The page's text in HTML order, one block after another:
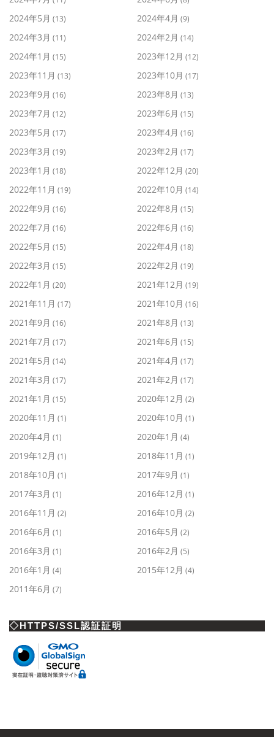
2024年5月 (13) 2024年4月 (9)
2024年3月 (11) 2024年2月 (14)
2024年1月 (15) 2023年12月 (12)
2023年11月 (13) 2023年10月 (17)
2023年9月 (16) 2023年8月 (13)
2023年7月 (12) 2023年6月 (15)
2023年5月 (17) 2023年4月 (16)
2023年3月 (19) 2023年2月 (17)
2023年1月 (18) 2022年12月 (20)
2022年11月 (19) 2022年10月 (14)
2022年9月 (16) 2022年8月 (15)
2022年7月 (16) 2022年6月 (16)
2022年5月 (15) 2022年4月 (18)
2022年3月 (15) 2022年2月 (19)
2022年1月 (20) 2021年12月 (19)
2021年11月 (17) 2021年10月 (16)
2021年9月 (16) 2021年8月 (13)
2021年7月 (17) 2021年6月 (15)
2021年5月 (14) 2021年4月 (17)
2021年3月 (17) 2021年2月 (17)
2021年1月 (15) 2020年12月 (2)
2020年11月 (1) 2020年10月 (1)
2020年4月 (1) 2020年1月 (4)
2019年12月 (1) 2018年11月 (1)
2018年10月 (1) 2017年9月 (1)
2017年3月 (1) 2016年12月 (1)
2016年11月 (2) 2016年10月 (2)
2016年6月 (1) 2016年5月 (2)
2016年3月 (1) 2016年2月 (5)
2016年1月 (4) 2015年12月 (4)
2011年6月 (7)
◇HTTPS/SSL認証証明